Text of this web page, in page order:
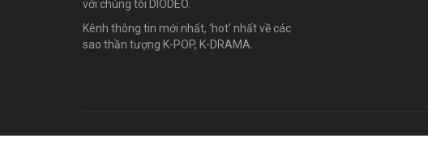
với chúng tôi DIODEO.
Kênh thông tin mới nhất, ‘hot’ nhất về các
sao thần tượng K-POP, K-DRAMA.